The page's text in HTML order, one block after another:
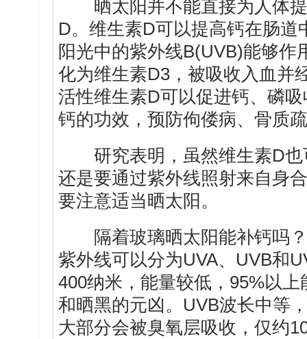
晒太阳并不能直接为人体提
D。维生素D可以提高钙在肠
阳光中的紫外线B(UVB)能够
化为维生素D3，被吸收入血并
活性维生素D可以促进钙、磷
钙的功效，预防佝偻病、骨质
研究表明，虽然维生素D也
还是要通过紫外线照射来自身
要注意适当晒太阳。
隔着玻璃晒太阳能补钙吗？
紫外线可以分为UVA、UVB和
400纳米，能量较低，95%以
和晒黑的元凶。UVB波长中等
大部分会被臭氧层吸收，仅约